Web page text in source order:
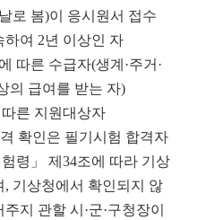
로 봄)이 응시원서 접수
여 2년 이상인 자
따른 수급자(생계·주거·
의 급여를 받는 자)
른 지원대상자
확인은 필기시험 합격자
령」 제34조에 따라 기상
기상청에서 확인되지 않
지 관할 시·군·구청장이